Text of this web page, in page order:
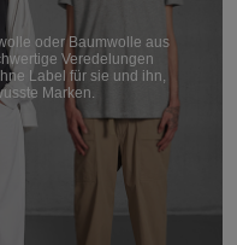
oder Baumwolle aus
Veredelungen
Label für sie und ihn,
Marken.